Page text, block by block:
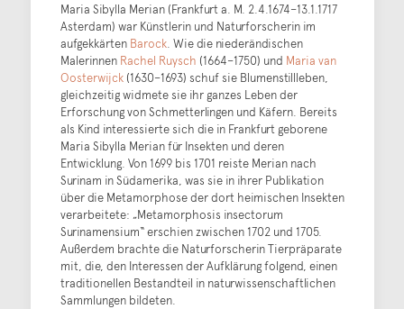
Maria Sibylla Merian (Frankfurt a. M. 2.4.1674–13.1.1717
Asterdam) war Künstlerin und Naturforscherin im
aufgekkärten Barock. Wie die niederändischen
Malerinnen Rachel Ruysch (1664–1750) und Maria van
Oosterwijck(1630–1693) schuf sie Blumenstillleben,
gleichzeitig widmete sie ihr ganzes Leben der
Erforschung von Schmetterlingen und Käfern. Bereits
als Kind interessierte sich die in Frankfurt geborene
Maria Sibylla Merian für Insekten und deren
Entwicklung. Von 1699 bis 1701 reiste Merian nach
Surinam in Südamerika, was sie in ihrer Publikation
über die Metamorphose der dort heimischen Insekten
verarbeitete: „Metamorphosis insectorum
Surinamensium“ erschien zwischen 1702 und 1705.
Außerdem brachte die Naturforscherin Tierpräparate
mit, die, den Interessen der Aufklärung folgend, einen
traditionellen Bestandteil in naturwissenschaftlichen
Sammlungen bildeten.